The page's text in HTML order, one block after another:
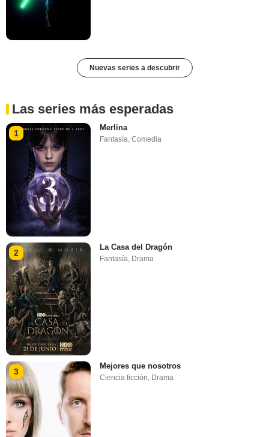
Nuevas series a descubrir
Las series más esperadas
1
Merlina
Fantasía,Comedia
2
La Casa del Dragón
Fantasía Drama
3
Mejores que nosotros
Ciencia ficción, Drama